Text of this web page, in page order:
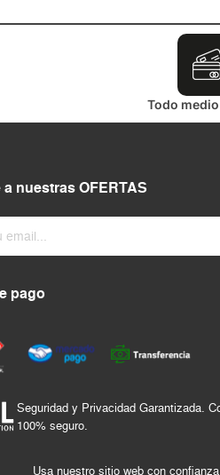
Todo
nuestras OFERTAS
pago
Seguridad y Privacidad Garantizada.
100% seguro.
Usa nuestro sitio web con